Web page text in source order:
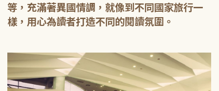
等，充滿著異國情調，就像到不同國家旅行一
樣，用心為讀者打造不同的閱讀氛圍。